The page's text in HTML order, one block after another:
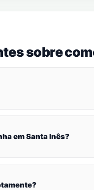
sobre
em Santa Inês?